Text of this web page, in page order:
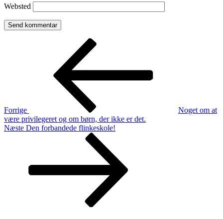
Websted
Indlægsnavigation
Forrige
Noget om at
være privilegeret og om børn, der ikke er det.
Næste
Næste Den forbandede flinkeskole!